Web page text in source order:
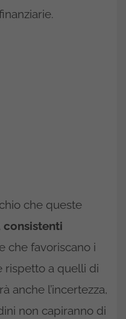
che queste
e che favoriscano i
rispetto a quelli di
anche l’incertezza,
non capiranno di